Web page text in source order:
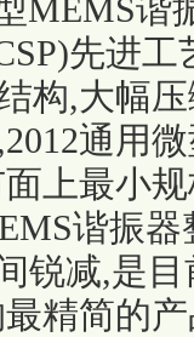
MEMS
先进
构,大幅
通用
上最小
谐振
锐减,是
精简的